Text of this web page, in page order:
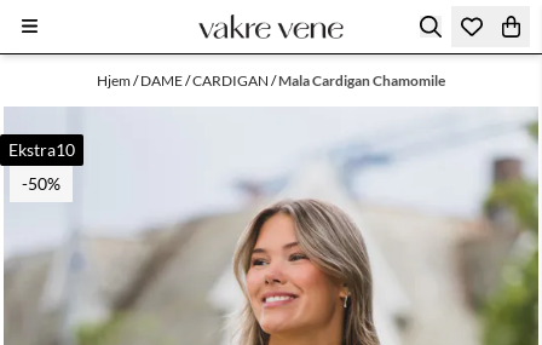
Hopp til innhold
Hjem/DAME/CARDIGAN /Mala Cardigan Chamomile
Ekstra10
-50%